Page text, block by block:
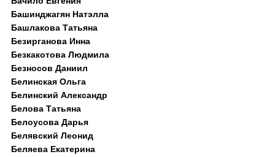
Башинджагян Натэлла
Башлакова Татьяна
Безирганова Инна
Безкакотова Людмила
Безносов Даниил
Белинская Ольга
Белинский Александр
Белова Татьяна
Белоусова Дарья
Белявский Леонид
Беляева Екатерина